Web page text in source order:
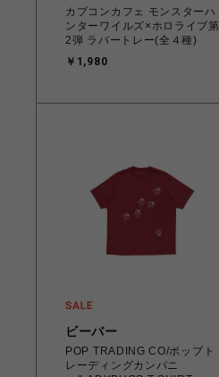
カプコンカフェ モンスターハ
ンターワイルズ×ホロライブ第
2弾 ラバートレー(全４種)
￥1,980
ビーバー
POP TRADING CO/ポップト
レーディングカンパニ